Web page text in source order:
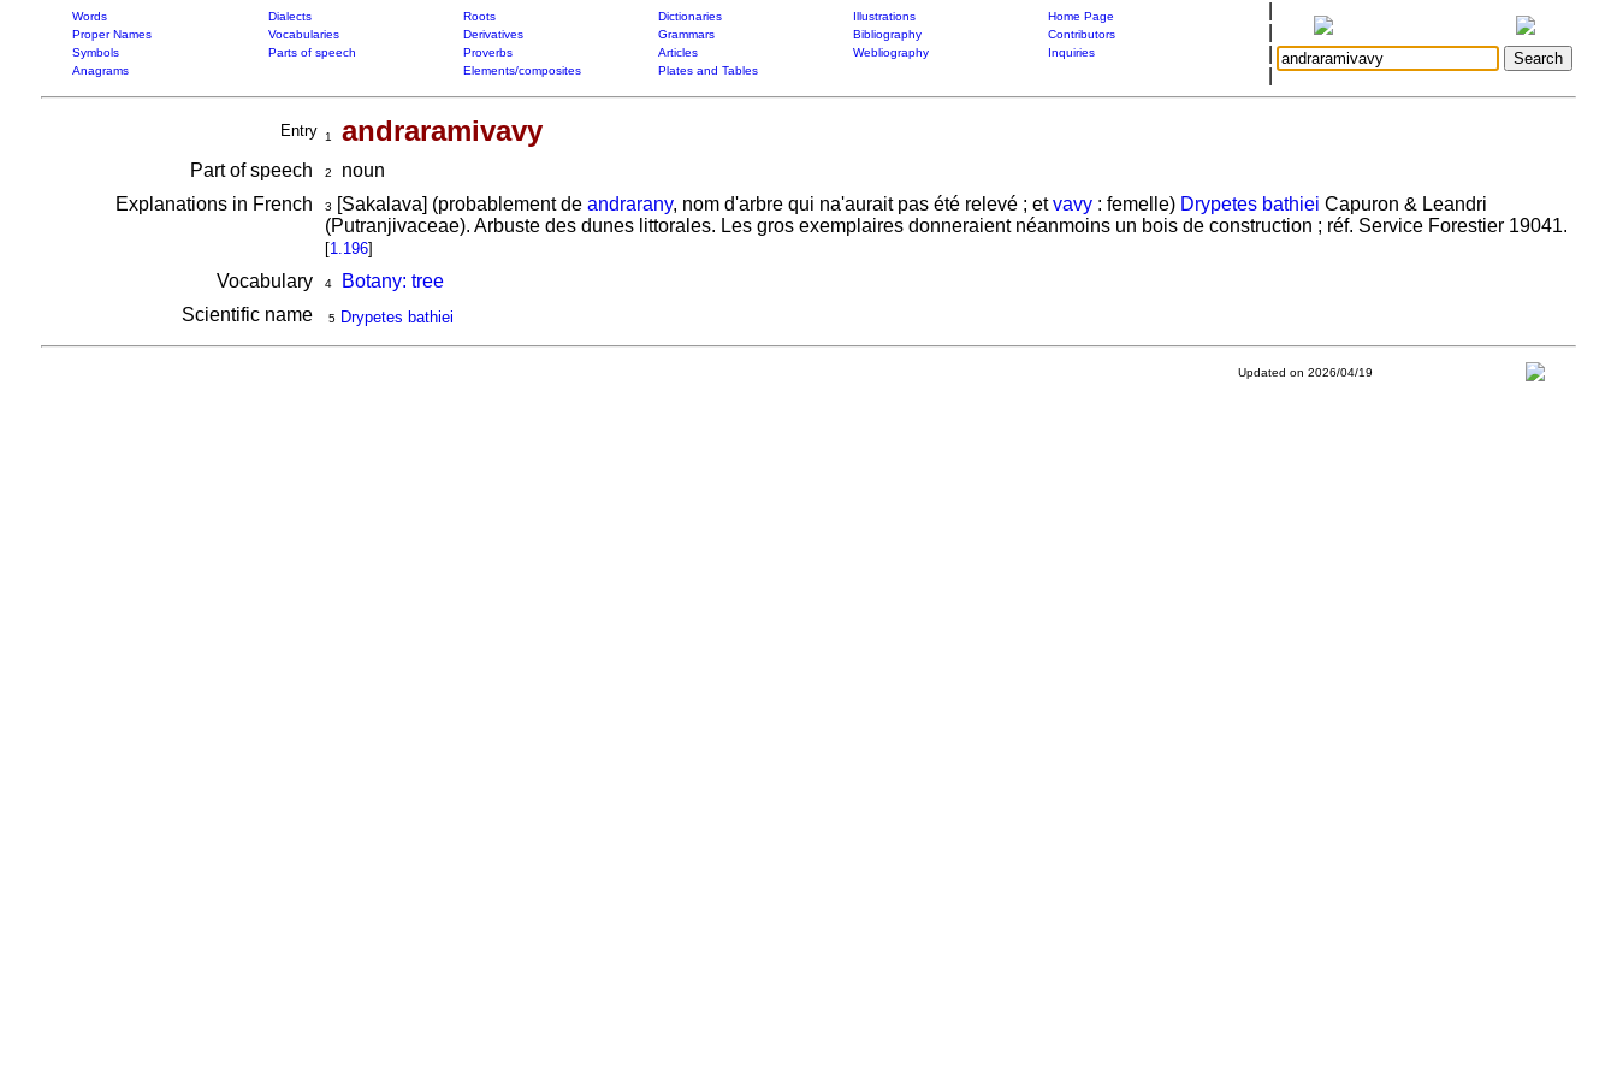
Words Dialects Roots Dictionaries Illustrations
Home Page
Proper Names
Vocabularies Derivatives Grammars Bibliography
Contributors
Symbols
Parts of speech Proverbs Articles Webliography
Inquiries
Anagrams
Elements/composites Plates and Tables
Entry 1 andraramivavy
Part of speech 2
noun
Explanations in French
3 [Sakalava] (probablement de andrarany, nom d'arbre qui na'aurait pas été relevé ; etvavy: femelle) Drypetes bathiei Capuron & Leandri
(Putranjivaceae). Arbuste des dunes littorales. Les gros exemplaires donneraient néanmoins un bois de construction ; réf. Service Forestier 19041.
[1.196]
Vocabulary 4
Botany: tree
Scientific name
5 Drypetes bathiei
Updated on 2026/04/19